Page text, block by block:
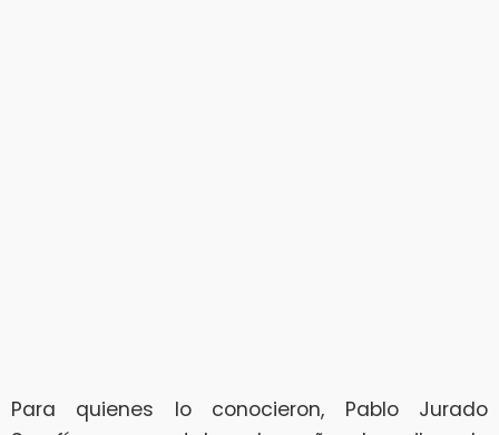
Para quienes lo conocieron, Pablo Jurado